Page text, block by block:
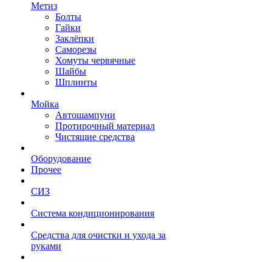
Метиз
Болты
Гайки
Заклёпки
Саморезы
Хомуты червячные
Шайбы
Шплинты
Мойка
Автошампуни
Протирочный материал
Чистящие средства
Оборудование
Прочее
СИЗ
Система кондиционирования
Средства для очистки и ухода за
руками